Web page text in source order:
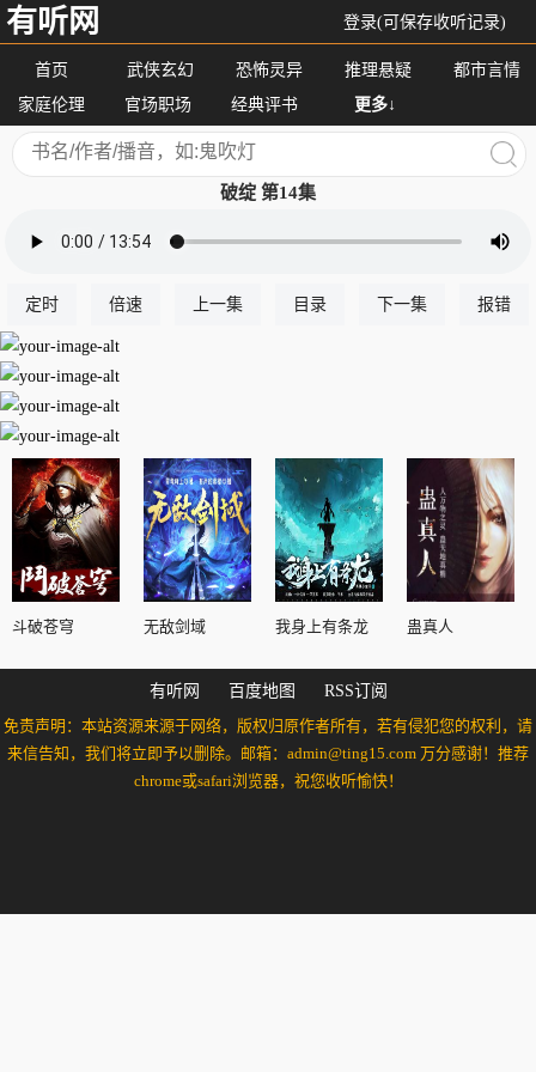
有听网 登录(可保存收听记录)
首页 武侠玄幻 恐怖灵异 推理悬疑
都市言情
家庭伦理
官场职场 经典评书 更多↓
破绽 第14集
定时 倍速 上一集 目录 下一集 报错
斗破苍穹 无敌剑域 我身上有条龙 蛊真人
有听网 百度地图
RSS订阅
免责声明：本站资源来源于网络，版权归原作者所有，若有侵犯您的权利，请
来信告知，我们将立即予以删除。邮箱：admin@ting15.com 万分感谢！推荐
chrome或safari浏览器，祝您收听愉快！